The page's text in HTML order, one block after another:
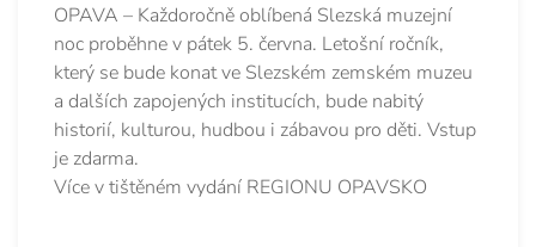
OPAVA – Každoročně oblíbená Slezská muzejní
noc proběhne v pátek 5. června. Letošní ročník,
který se bude konat ve Slezském zemském muzeu
a dalších zapojených institucích, bude nabitý
historií, kulturou, hudbou i zábavou pro děti. Vstup
je zdarma.
Více v tištěném vydání REGIONU OPAVSKO